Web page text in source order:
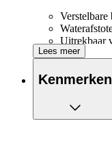
Verstelbare
Uitrekbaar
Lees meer
Kenmerken